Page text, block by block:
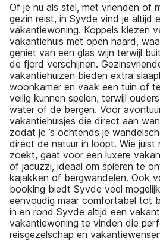
Of je nu als stel, met vrienden of
gezin reist, in Syvde vind je altijd
vakantiewoning. Koppels kiezen
vakantiehuis met open haard,
geniet van een glas wijn terwijl
de fjord verschijnen.
vakantiehuizen bieden extra
woonkamer en vaak een tuin of
veilig kunnen spelen, terwijl
water of de bergen. Voor
vakantiehuisjes die direct aan
zodat je ’s ochtends je
direct de natuur in loopt. Wie juist
zoekt, gaat voor een luxere
of jacuzzi, ideaal om spieren te
kajakken of bergwandelen. Ook
booking biedt Syvde veel
eenvoudig maar comfortabel tot
in en rond Syvde altijd een
vakantiewoning te vinden die
reisgezelschap en